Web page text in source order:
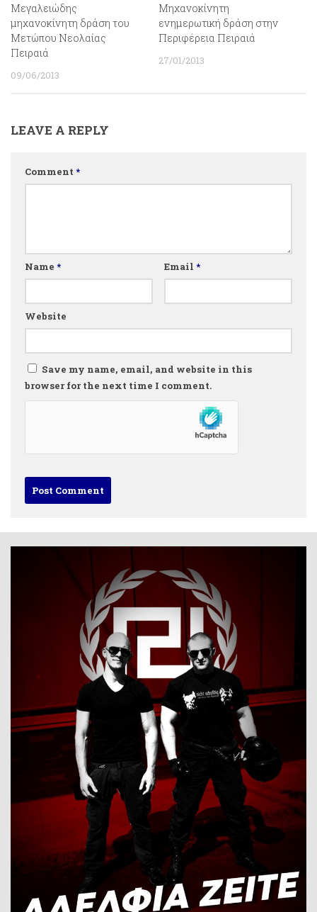
Μεγαλειώδης
μηχανοκίνητη δράση του
Μετώπου Νεολαίας
Πειραιά
09/06/2013
Μηχανοκίνητη
ενημερωτική δράση στην
Περιφέρεια Πειραιά
27/01/2013
LEAVE A REPLY
Comment *
Name * Email *
Website
Save my name, email, and website in this
browser for the next time I comment.